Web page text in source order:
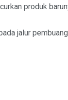
produk
jalur